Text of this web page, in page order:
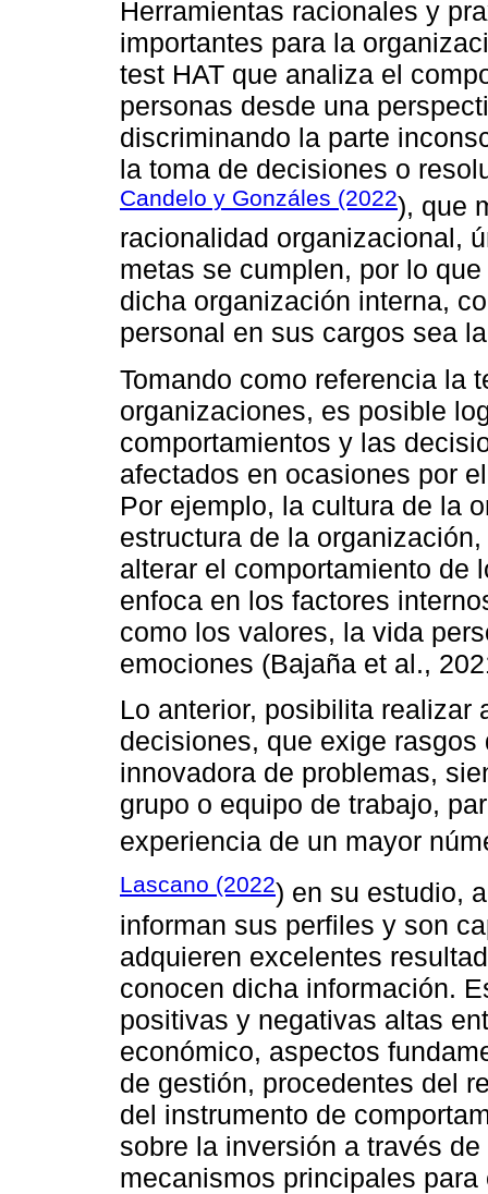
Herramientas racionales y
importantes para la
test HAT que analiza el
personas desde una
discriminando la parte
la toma de decisiones o
Candelo y Gonzáles (2022), que
racionalidad organizacional,
metas se cumplen, por lo
dicha organización interna,
personal en sus cargos sea
Tomando como referencia la
organizaciones, es posible
comportamientos y las
afectados en ocasiones por
Por ejemplo, la cultura de la
estructura de la
alterar el comportamiento de
enfoca en los factores
como los valores, la vida
emociones (Bajaña et al.,
Lo anterior, posibilita realizar
decisiones, que exige
innovadora de problemas,
grupo o equipo de trabajo,
experiencia de un mayor
Lascano (2022) en su estudio,
informan sus perfiles y son
adquieren excelentes
conocen dicha información.
positivas y negativas altas
económico, aspectos
de gestión, procedentes del
del instrumento de
sobre la inversión a través
mecanismos principales